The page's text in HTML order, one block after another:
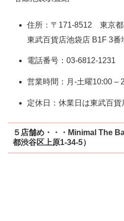
住所：〒171-8512 東京
東武百貨店池袋店 B1F 3番
電話番号：03-6812-1231
営業時間：月-土曜10:00 –
定休日：休業日は東武百貨
５店舗め・・・Minimal The
都渋谷区上原1-34-5）